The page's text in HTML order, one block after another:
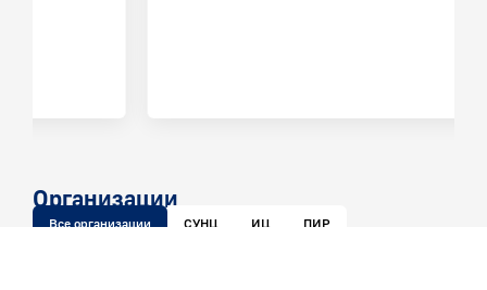
Организации
Все организации СУНЦ ИЦ ПИР